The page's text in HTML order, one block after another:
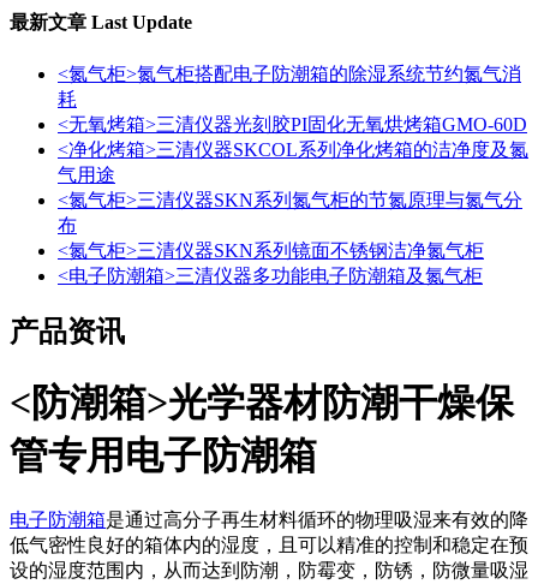
最新文章 Last Update
<氮气柜>氮气柜搭配电子防潮箱的除湿系统节约氮气消
耗
<无氧烤箱>三清仪器光刻胶PI固化无氧烘烤箱GMO-60D
<净化烤箱>三清仪器SKCOL系列净化烤箱的洁净度及氮
气用途
<氮气柜>三清仪器SKN系列氮气柜的节氮原理与氮气分
布
<氮气柜>三清仪器SKN系列镜面不锈钢洁净氮气柜
<电子防潮箱>三清仪器多功能电子防潮箱及氮气柜
产品资讯
<防潮箱>光学器材防潮干燥保
管专用电子防潮箱
电子防潮箱是通过高分子再生材料循环的物理吸湿来有效的降
低气密性良好的箱体内的湿度，且可以精准的控制和稳定在预
设的湿度范围内，从而达到防潮，防霉变，防锈，防微量吸湿